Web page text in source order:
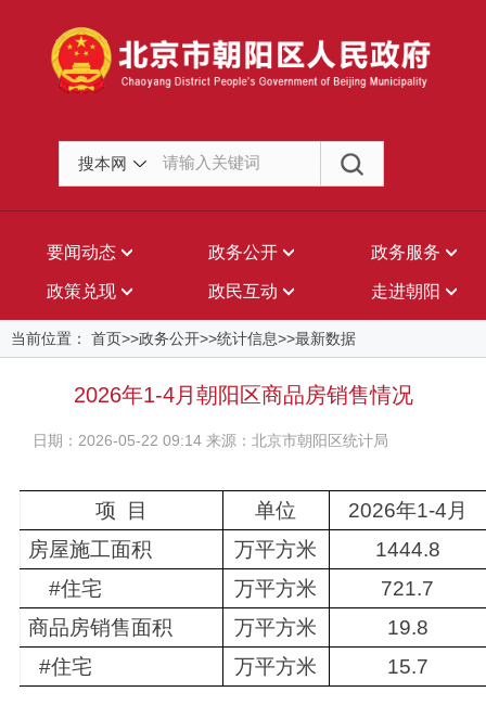
搜本网
要闻动态 政务公开 政务服务
政策兑现 政民互动 走进朝阳
当前位置： 首页>>政务公开>>统计信息>>最新数据
2026年1-4月朝阳区商品房销售情况
日期：2026-05-22 09:14 来源：北京市朝阳区统计局
项 目 单位 2026年1-4 月
房屋施工面积
万平方米 1444.8
#住宅
万平方米
721.7
商品房销售面积
万平方米
19.8
#住宅
万平方米 15.7